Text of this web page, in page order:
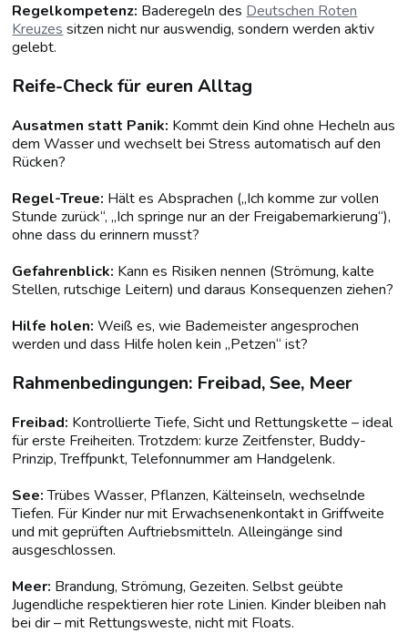
Regelkompetenz: Baderegeln des Deutschen Roten
Kreuzes sitzen nicht nur auswendig, sondern werden aktiv
gelebt.
Reife-Check für euren Alltag
Ausatmen statt Panik: Kommt dein Kind ohne Hecheln aus
dem Wasser und wechselt bei Stress automatisch auf den
Rücken?
Regel-Treue: Hält es Absprachen („Ich komme zur vollen
Stunde zurück“, „Ich springe nur an der Freigabemarkierung“),
ohne dass du erinnern musst?
Gefahrenblick: Kann es Risiken nennen (Strömung, kalte
Stellen, rutschige Leitern) und daraus Konsequenzen ziehen?
Hilfe holen: Weiß es, wie Bademeister angesprochen
werden und dass Hilfe holen kein „Petzen“ ist?
Rahmenbedingungen: Freibad, See, Meer
Freibad: Kontrollierte Tiefe, Sicht und Rettungskette – ideal
für erste Freiheiten. Trotzdem: kurze Zeitfenster, Buddy-
Prinzip, Treffpunkt, Telefonnummer am Handgelenk.
See:Trübes Wasser, Pflanzen, Kälteinseln, wechselnde
Tiefen. Für Kinder nur mit Erwachsenenkontakt in Griffweite
und mit geprüften Auftriebsmitteln. Alleingänge sind
ausgeschlossen.
Meer: Brandung, Strömung, Gezeiten. Selbst geübte
Jugendliche respektieren hier rote Linien. Kinder bleiben nah
bei dir – mit Rettungsweste, nicht mit Floats.